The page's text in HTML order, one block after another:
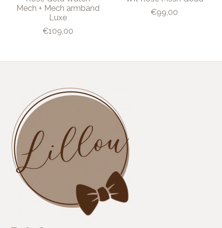
Mech + Mech armband
Luxe
€109,00
€99,00